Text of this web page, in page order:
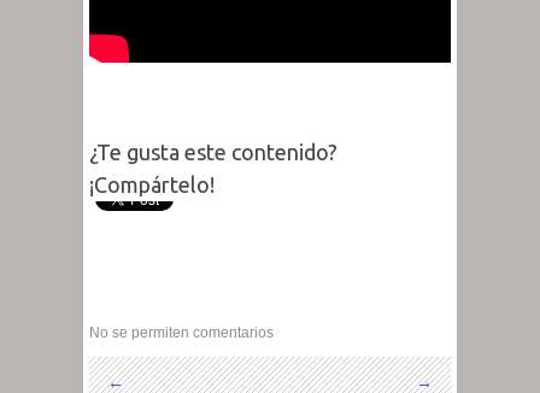
¿Te gusta este contenido?
¡Compártelo!
No se permiten comentarios
← →